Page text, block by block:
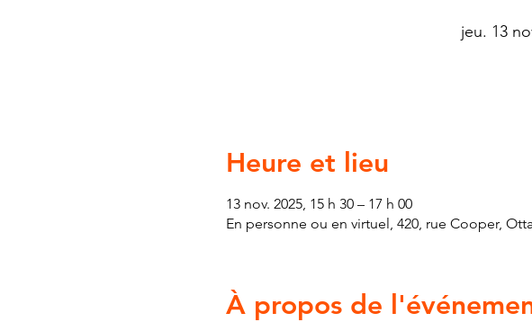
jeu. 13
Heure et lieu
13 nov. 2025, 15 h 30 – 17 h 00
En personne ou en virtuel, 420, rue Cooper,
À propos de